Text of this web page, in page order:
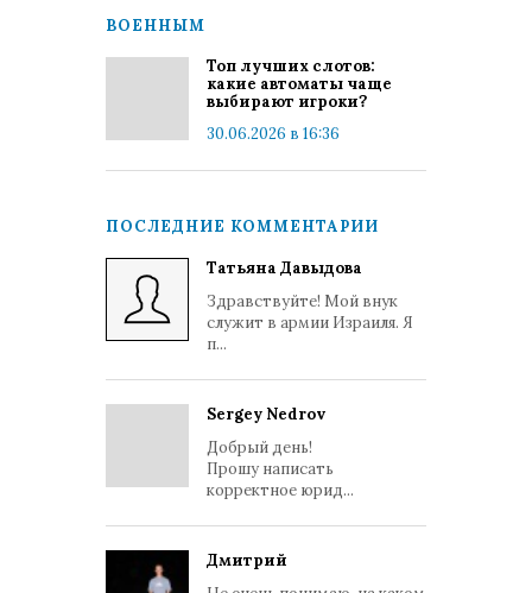
ВОЕННЫМ
Топ лучших слотов:
какие автоматы чаще
выбирают игроки?
30.06.2026 в 16:36
ПОСЛЕДНИЕ КОММЕНТАРИИ
Татьяна Давыдова
Здравствуйте! Мой внук
служит в армии Израиля. Я
п...
Sergey Nedrov
Добрый день!
Прошу написать
корректное юрид...
Дмитрий